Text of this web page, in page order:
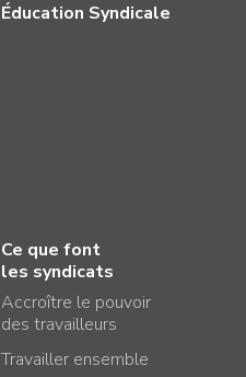
Éducation Syndicale
Ce que font
les syndicats
Accroître le pouvoir
des travailleurs
Travailler ensemble